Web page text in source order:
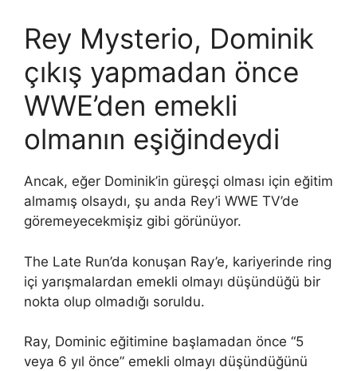
Rey Mysterio, Dominik
çıkış yapmadan önce
WWE’den emekli
olmanın eşiğindeydi
Ancak, eğer Dominik’in güreşçi olması için eğitim
almamış olsaydı, şu anda Rey’i WWE TV’de
göremeyecekmişiz gibi görünüyor.
The Late Run’da konuşan Ray’e, kariyerinde ring
içi yarışmalardan emekli olmayı düşündüğü bir
nokta olup olmadığı soruldu.
Ray, Dominic eğitimine başlamadan önce “5
veya 6 yıl önce” emekli olmayı düşündüğünü